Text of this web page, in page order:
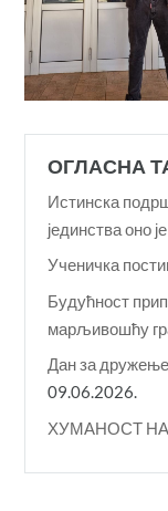
ОГЛАСНА
Истинска
јединства оно
Ученичка
Будућност
марљивошћу
Дан за
09.06.2026.
ХУМАНОСТ